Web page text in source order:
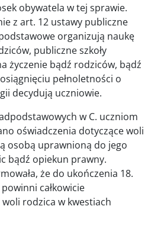
obywatela w tej sprawie.
z art. 12 ustawy publiczne
organizują naukę
publiczne szkoły
życzenie bądź rodziców, bądź
pełnoletności o
decydują uczniowie.
w C. uczniom
oświadczenia dotyczące woli
osobą uprawnioną do jego
bądź opiekun prawny.
że do ukończenia 18.
całkowicie
rodzica w kwestiach